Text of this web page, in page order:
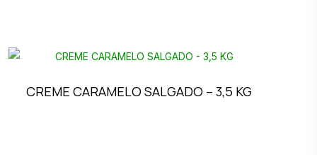
CREME CARAMELO SALGADO – 3,5 KG